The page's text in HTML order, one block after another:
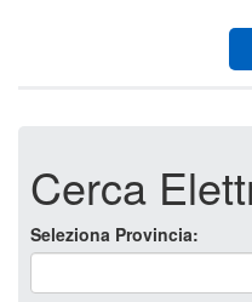
Cerca
Seleziona Provincia: